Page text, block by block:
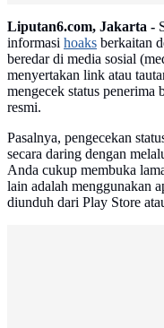
Liputan6.com, Jakarta -
informasi hoaks berkaitan
beredar di media sosial
menyertakan link atau
mengecek status penerima
resmi.
Pasalnya, pengecekan
secara daring dengan
Anda cukup membuka
lain adalah menggunakan
diunduh dari Play Store